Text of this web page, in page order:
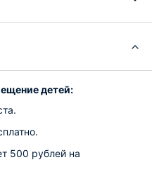
детей:
500 рублей на